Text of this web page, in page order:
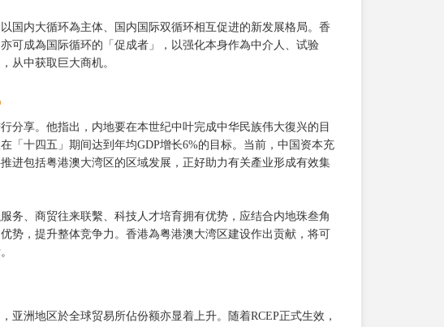
国内大循环為主体、国内国际双循环相互促进的新发展格局。香
可成為国际循环的「促成者」，以强化本身作為中介人、试验
从中获取巨大商机。
分享。他指出，内地要在本世纪中叶完成中华民族伟大復兴的目
「十四五」期间达到年均GDP增长6%的目标。当前，中国资本充
进包括粤港澳大湾区的区域发展，正好助力有关產业形成有效集
务、商贸往来联繫、科技人才培育拥有优势，应结合内地珠叁角
势，提升整体竞争力。香港為粤港澳大湾区建设作出贡献，将可
洲地区於全球贸易所佔份额亦显着上升。随着RCEP正式生效，